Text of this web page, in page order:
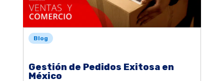
Blog
Gestión de Pedidos Exitosa en
México